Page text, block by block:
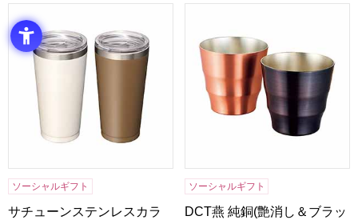
ソーシャルギフト
サチューンステンレスカラ
ソーシャルギフト
DCT燕 純銅(艶消し＆ブラッ